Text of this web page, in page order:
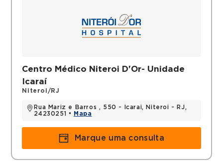
Centro Médico Niteroi D'Or- Unidade
Icaraí
Niteroi/RJ
Rua Mariz e Barros , 550 - Icarai, Niteroi - RJ,
24230251 •
Mapa
Marque uma consulta